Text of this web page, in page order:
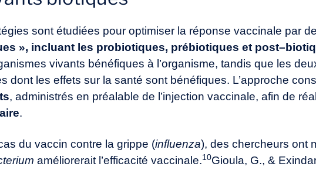
sont étudiées pour optimiser la réponse vaccinale par
», incluant les probiotiques, prébiotiques et post–
vivants bénéfiques à l’organisme, tandis que les
dont les effets sur la santé sont bénéfiques. L’approche
, administrés en préalable de l’injection vaccinale, afin de
.
du vaccin contre la grippe (influenza), des chercheurs ont
améliorerait l’efficacité vaccinale.10Gioula, G., &